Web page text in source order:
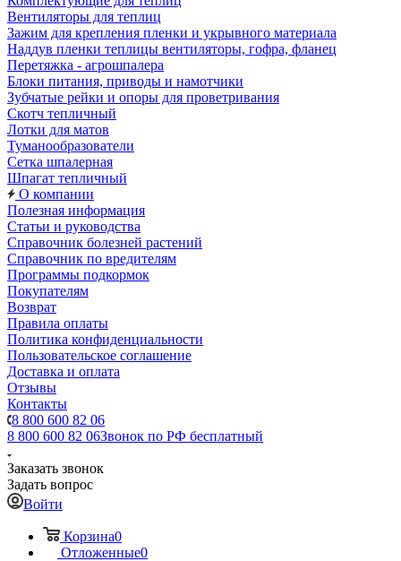
Вентиляторы для теплиц
Зажим для крепления пленки и укрывного материала
Наддув пленки теплицы вентиляторы, гофра, фланец
Перетяжка - агрошпалера
Блоки питания, приводы и намотчики
Зубчатые рейки и опоры для проветривания
Скотч тепличный
Лотки для матов
Туманообразователи
Сетка шпалерная
Шпагат тепличный
О компании
Полезная информация
Статьи и руководства
Справочник болезней растений
Справочник по вредителям
Программы подкормок
Покупателям
Возврат
Правила оплаты
Политика конфиденциальности
Пользовательское соглашение
Доставка и оплата
Отзывы
Контакты
8 800 600 82 06
8 800 600 82 06Звонок по РФ бесплатный
Заказать звонок
Задать вопрос
Войти
Корзина0
Отложенные0